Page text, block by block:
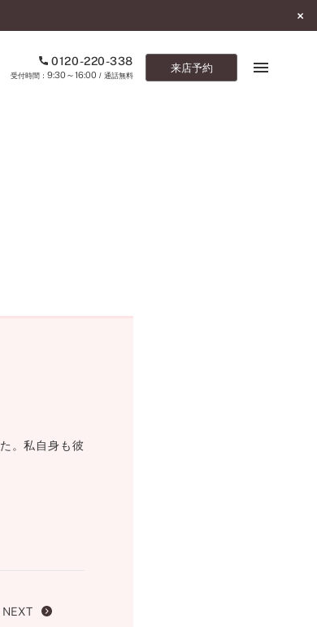
0120-220-338
9:30～16:00/ 通話無料
来店予約
。私自身も彼
NEXT